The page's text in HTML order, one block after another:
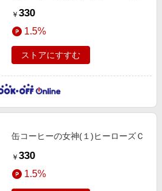
￥ 330
1.5%
ストアにすすむ
缶コーヒーの女神(１)ヒーローズＣ
￥ 330
1.5%